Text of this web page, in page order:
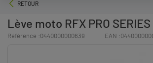
RETOUR
Lève moto RFX PRO SERIES
Référence :0440000000639 EAN :